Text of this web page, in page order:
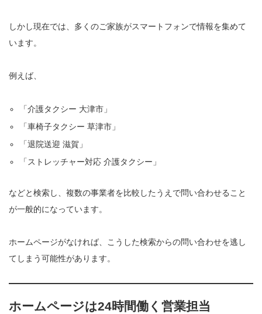
しかし現在では、多くのご家族がスマートフォンで情報を集めて
います。
例えば、
「介護タクシー 大津市」
「車椅子タクシー 草津市」
「退院送迎 滋賀」
「ストレッチャー対応 介護タクシー」
などと検索し、複数の事業者を比較したうえで問い合わせること
が一般的になっています。
ホームページがなければ、こうした検索からの問い合わせを逃し
てしまう可能性があります。
ホームページは24時間働く営業担当